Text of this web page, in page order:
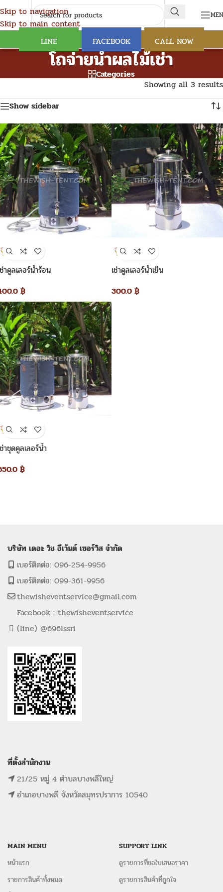
Skip to navigation
Skip to main content
LINE FACEBOOK CALL NOW
โถจ่ายน้ำผลไม้เช่า
Categories
Showing all 3 results
Show sidebar
าคูลเลอร์น้ำร้อน
฿
เช่าคูลเลอร์น้ำเย็น
300.0 ฿
าชุดคูลเลอร์น้ำ
฿
บริษัท เดอะ วิช อีเว้นต์ เซอร์วิส จำกัด
เบอร์ติดต่อ: 096-254-9956
เบอร์ติดต่อ: 099-361-9956
thewisheventservice@gmail.com
Facebook : thewisheventservice
(line) @696lssri
ที่ตั้งสำนักงาน
21/25 หมู่ 4 ตำบลบางพลีใหญ่
อำเภอบางพลี จังหวัดสมุทรปราการ 10540
MAIN MENU
หน้าแรก
รายการสินค้าทั้งหมด
SUPPORT LINK
ดูรายการที่ขอใบเสนอราคา
ดูรายการสินค้าที่ถูกใจ